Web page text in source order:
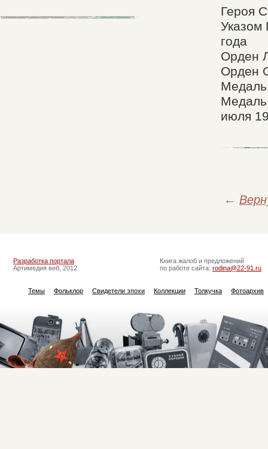
Героя
Указом
года
Орден
Орден
Медаль
июля
←
Разработка портала
Артимедия веб, 2012
Книга жалоб и предложений
по работе сайта: rodina@22-91.ru
Темы Фольклор Свидетели эпохи Коллекции Толкучка Фотоархив